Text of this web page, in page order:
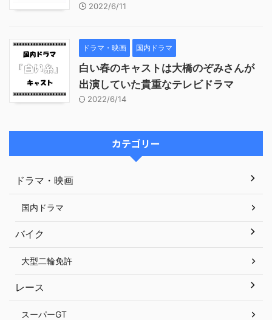
2022/6/11
ドラマ・映画 国内ドラマ
白い春のキャストは大橋のぞみさんが
出演していた貴重なテレビドラマ
2022/6/14
カテゴリー
ドラマ・映画
国内ドラマ
バイク
大型二輪免許
レース
スーパーGT